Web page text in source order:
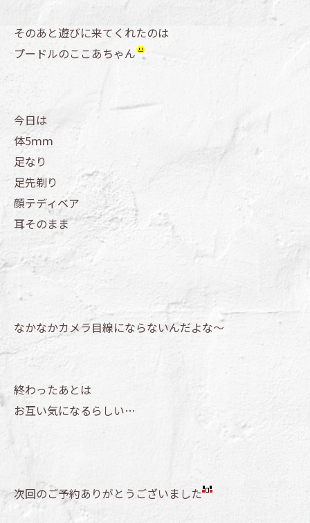
そのあと遊びに来てくれたのは
プードルのここあちゃん
今日は
体5ｍｍ
足なり
足先剃り
顔テディベア
耳そのまま
なかなかカメラ目線にならないんだよな～
終わったあとは
お互い気になるらしい…
次回のご予約ありがとうございました